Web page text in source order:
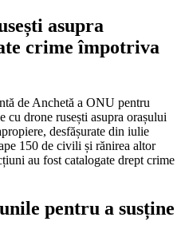
asupra
crime împotriva
de Anchetă a ONU pentru
cu drone rusești asupra orașului
desfășurate din iulie
150 de civili și rănirea altor
au fost catalogate drept crime
pentru a susține